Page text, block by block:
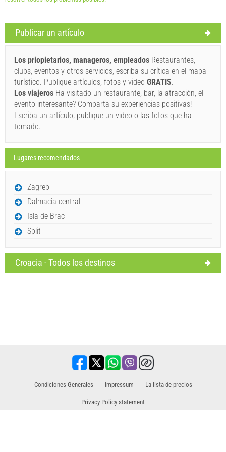
Términos y condiciones del proveedor
Reserve y espere la confirmación
Si no desea reservar de inmediato y tiene más preguntas,
por favor, complete y haga clic en "Enviar una consulta".
Enviar una consulta
Publicar un artículo
Los priopietarios, manageros, empleados Restaurantes,
clubs, eventos y otros servicios, escriba su crítica en el mapa
turístico. Publique artículos, fotos y video GRATIS.
Los viajeros Ha visitado un restaurante, bar, la atracción, el
evento interesante? Comparta su experiencias positivas!
Escriba un artículo, publique un video o las fotos que ha
tomado.
Lugares recomendados
Zagreb
Dalmacia central
Isla de Brac
Split
Croacia - Todos los destinos
Condiciones Generales Impressum La lista de precios
Privacy Policy statement